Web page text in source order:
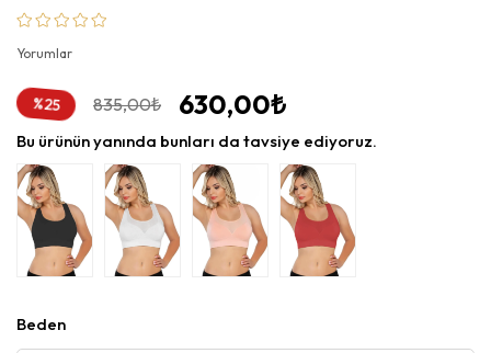
Yorumlar
%25
İndirim
835,00₺ 630,00₺
Bu ürünün yanında bunları da tavsiye ediyoruz.
Beden